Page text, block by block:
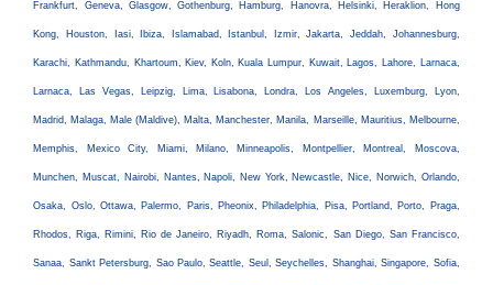
Frankfurt, Geneva, Glasgow, Gothenburg, Hamburg, Hanovra, Helsinki, Heraklion, Hong
Kong, Houston, Iasi, Ibiza, Islamabad, Istanbul, Izmir, Jakarta, Jeddah, Johannesburg,
Karachi, Kathmandu, Khartoum, Kiev, Koln, Kuala Lumpur, Kuwait, Lagos, Lahore, Larnaca,
Larnaca, Las Vegas, Leipzig, Lima, Lisabona, Londra, Los Angeles, Luxemburg, Lyon,
Madrid, Malaga, Male (Maldive), Malta, Manchester, Manila, Marseille, Mauritius, Melbourne,
Memphis, Mexico City, Miami, Milano, Minneapolis, Montpellier, Montreal, Moscova,
Munchen, Muscat, Nairobi, Nantes, Napoli, New York, Newcastle, Nice, Norwich, Orlando,
Osaka, Oslo, Ottawa, Palermo, Paris, Pheonix, Philadelphia, Pisa, Portland, Porto, Praga,
Rhodos, Riga, Rimini, Rio de Janeiro, Riyadh, Roma, Salonic, San Diego, San Francisco,
Sanaa, Sankt Petersburg, Sao Paulo, Seattle, Seul, Seychelles, Shanghai, Singapore, Sofia,